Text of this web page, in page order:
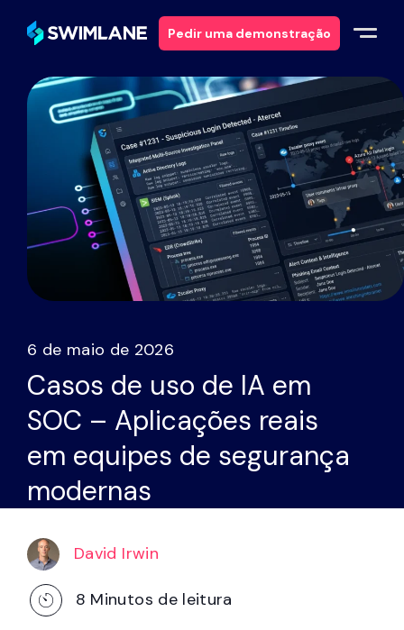
Pedir uma demonstração
Porquê a Swimlane
Soluções
Produtos
Parceiros
Contacto
Apoio
6 de maio de 2026
Casos de uso de IA em
SOC – Aplicações reais
em equipes de segurança
modernas
David Irwin
8 Minutos de leitura